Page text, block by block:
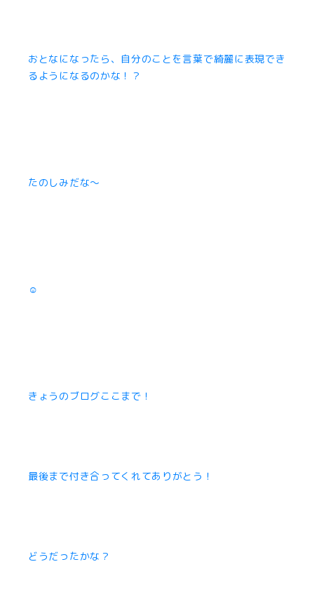
おとなになったら、自分のことを言葉で綺麗に表現でき
るようになるのかな！？
たのしみだな〜
☺︎
きょうのブログここまで！
最後まで付き合ってくれてありがとう！
どうだったかな？